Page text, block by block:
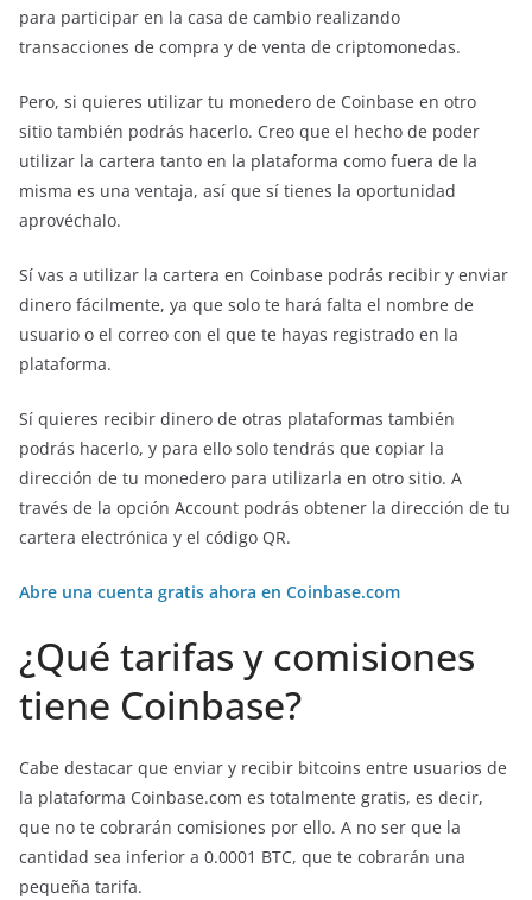
para participar en la casa de cambio realizando
transacciones de compra y de venta de criptomonedas.
Pero, si quieres utilizar tu monedero de Coinbase en otro
sitio también podrás hacerlo. Creo que el hecho de poder
utilizar la cartera tanto en la plataforma como fuera de la
misma es una ventaja, así que sí tienes la oportunidad
aprovéchalo.
Sí vas a utilizar la cartera en Coinbase podrás recibir y enviar
dinero fácilmente, ya que solo te hará falta el nombre de
usuario o el correo con el que te hayas registrado en la
plataforma.
Sí quieres recibir dinero de otras plataformas también
podrás hacerlo, y para ello solo tendrás que copiar la
dirección de tu monedero para utilizarla en otro sitio. A
través de la opción Account podrás obtener la dirección de tu
cartera electrónica y el código QR.
Abre una cuenta gratis ahora en Coinbase.com
¿Qué tarifas y comisiones
tiene Coinbase?
Cabe destacar que enviar y recibir bitcoins entre usuarios de
la plataforma Coinbase.com es totalmente gratis, es decir,
que no te cobrarán comisiones por ello. A no ser que la
cantidad sea inferior a 0.0001 BTC, que te cobrarán una
pequeña tarifa.